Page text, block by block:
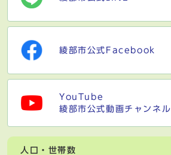
綾部市公式Facebook
YouTube
綾部市公式動画チャンネル
人口・世帯数